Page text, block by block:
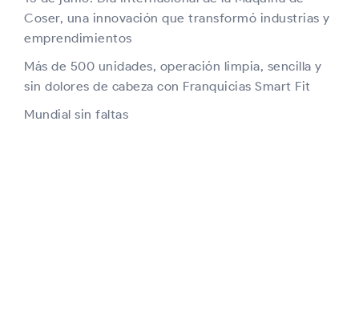
Coser, una innovación que transformó industrias y
emprendimientos
Más de 500 unidades, operación limpia, sencilla y
sin dolores de cabeza con Franquicias Smart Fit
Mundial sin faltas